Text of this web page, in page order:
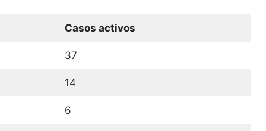
Casos activos
37
14
6